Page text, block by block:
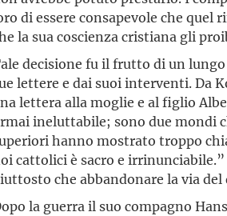
di essere consapevole che quel
la sua coscienza cristiana gli
decisione fu il frutto di un
lettere e dai suoi interventi. Da
lettera alla moglie e al figlio
ineluttabile; sono due mondi
hanno mostrato troppo
cattolici è sacro e
che abbandonare la via del
la guerra il suo compagno